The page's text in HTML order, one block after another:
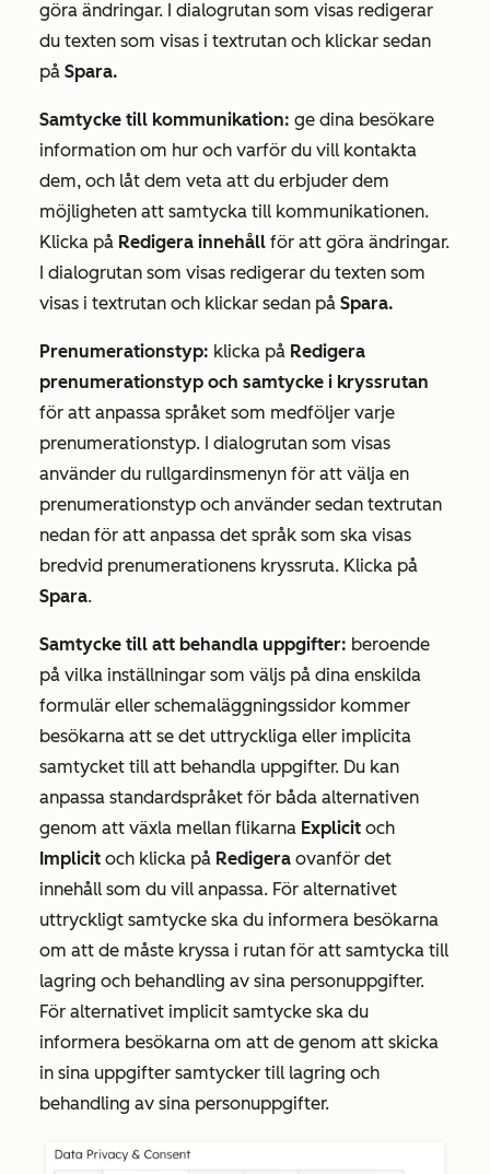
göra ändringar. I dialogrutan som visas redigerar
du texten som visas i textrutan och klickar sedan
på Spara.
Samtycke till kommunikation: ge dina besökare
information om hur och varför du vill kontakta
dem, och låt dem veta att du erbjuder dem
möjligheten att samtycka till kommunikationen.
Klicka på Redigera innehåll för att göra ändringar.
I dialogrutan som visas redigerar du texten som
visas i textrutan och klickar sedan på Spara.
Prenumerationstyp: klicka på Redigera
prenumerationstyp och samtycke i kryssrutan
för att anpassa språket som medföljer varje
prenumerationstyp. I dialogrutan som visas
använder du rullgardinsmenyn för att välja en
prenumerationstyp och använder sedan textrutan
nedan för att anpassa det språk som ska visas
bredvid prenumerationens kryssruta. Klicka på
Spara.
Samtycke till att behandla uppgifter: beroende
på vilka inställningar som väljs på dina enskilda
formulär eller schemaläggningssidor kommer
besökarna att se det uttryckliga eller implicita
samtycket till att behandla uppgifter. Du kan
anpassa standardspråket för båda alternativen
genom att växla mellan flikarna Explicit och
Implicit och klicka på Redigera ovanför det
innehåll som du vill anpassa. För alternativet
uttryckligt samtycke ska du informera besökarna
om att de måste kryssa i rutan för att samtycka till
lagring och behandling av sina personuppgifter.
För alternativet implicit samtycke ska du
informera besökarna om att de genom att skicka
in sina uppgifter samtycker till lagring och
behandling av sina personuppgifter.